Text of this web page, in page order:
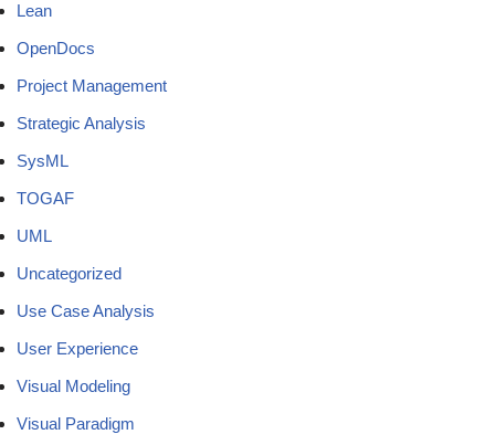
Lean
OpenDocs
Project Management
Strategic Analysis
SysML
TOGAF
UML
Uncategorized
Use Case Analysis
User Experience
Visual Modeling
Visual Paradigm